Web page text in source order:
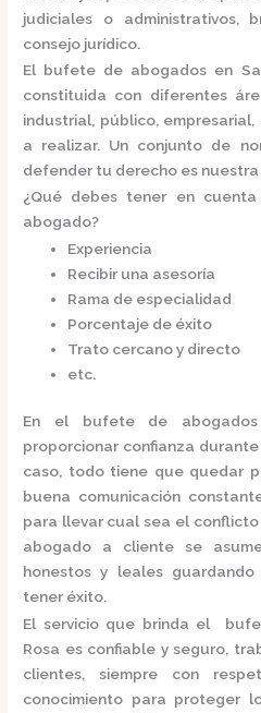
judiciales o administrativos,
consejo jurídico.
El bufete de abogados en
constituida con diferentes
industrial, público,
a realizar. Un conjunto de
defender tu derecho es nuestra
¿Qué debes tener en
abogado?
Experiencia
Recibir una asesoría
Rama de especialidad
Porcentaje de éxito
Trato cercano y directo
etc.
En el bufete de
proporcionar confianza
caso, todo tiene que quedar
buena comunicación
para llevar cual sea el
abogado a cliente se
honestos y leales
tener éxito.
El servicio que brinda el
Rosa es confiable y seguro,
clientes, siempre con
conocimiento para proteger